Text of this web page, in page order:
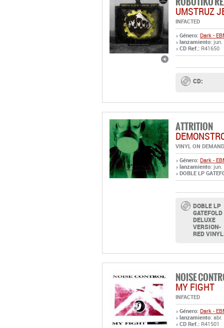
UMSTRUZ
INFACTED
Género: Dark -
lanzamiento: jun.
CD Ref.: R41650
CD:
ATTRITION
VINYL ON DEMAND
Género: Dark -
lanzamiento: jun.
DOBLE LP
DOBLE LP
GATEFOLD
DELUXE
VERSION-
RED
NOISE
MY FIGHT
INFACTED
Género: Dark -
lanzamiento:
CD Ref.: R41501